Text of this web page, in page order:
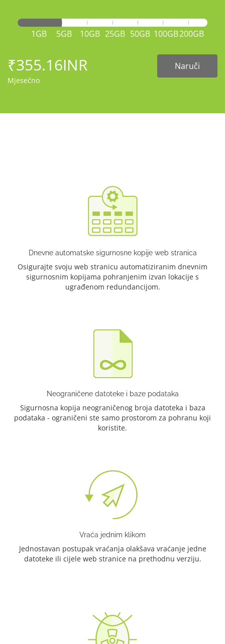
1GB 5GB 10GB 25GB 50GB 100GB200GB
₹355.16INR
Mjesečno
Naruči
Dnevne automatske sigurnosne kopije web stranica
Osigurajte svoju web stranicu automatiziranim dnevnim
sigurnosnim kopijama pohranjenim izvan lokacije s
ugrađenom redundancijom.
Neograničene datoteke i baze podataka
Sigurnosna kopija neograničenog broja datoteka i baza
podataka - ograničeni ste samo prostorom za pohranu koji
koristite.
Vraća jednim klikom
Jednostavan postupak vraćanja olakšava vraćanje jedne
datoteke ili cijele web stranice na prethodnu verziju.